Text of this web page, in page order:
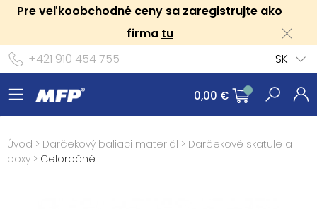
Pre veľkoobchodné ceny sa zaregistrujte ako
firma tu
+421 910 454 755
SK
0,00 €
Úvod > Darčekový baliaci materiál > Darčekové škatule a
boxy > Celoročné